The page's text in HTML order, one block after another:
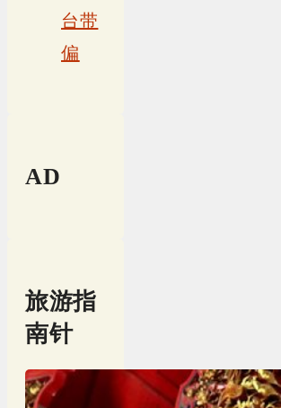
台带
偏
AD
旅游指
南针